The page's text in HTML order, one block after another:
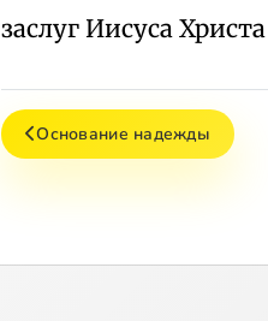
заслуг Иисуса
Основание надежды